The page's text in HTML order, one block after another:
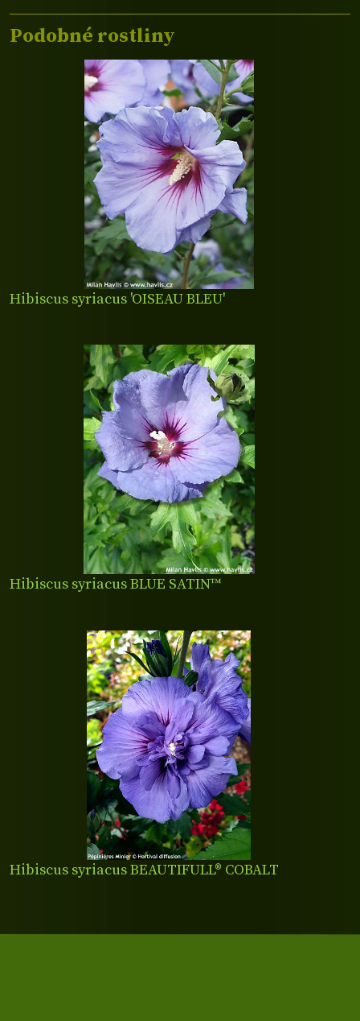
Podobné rostliny
Hibiscus syriacus 'OISEAU BLEU'
Hibiscus syriacus BLUE SATIN™
Hibiscus syriacus BEAUTIFULL® COBALT